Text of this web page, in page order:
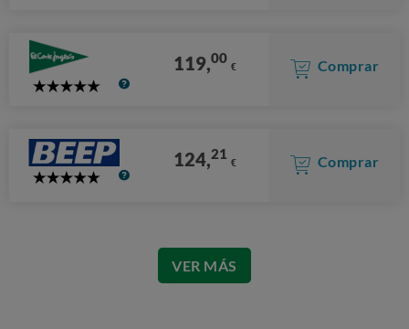
5
119,00 € Comprar
5
124,21 € Comprar
VER MÁS